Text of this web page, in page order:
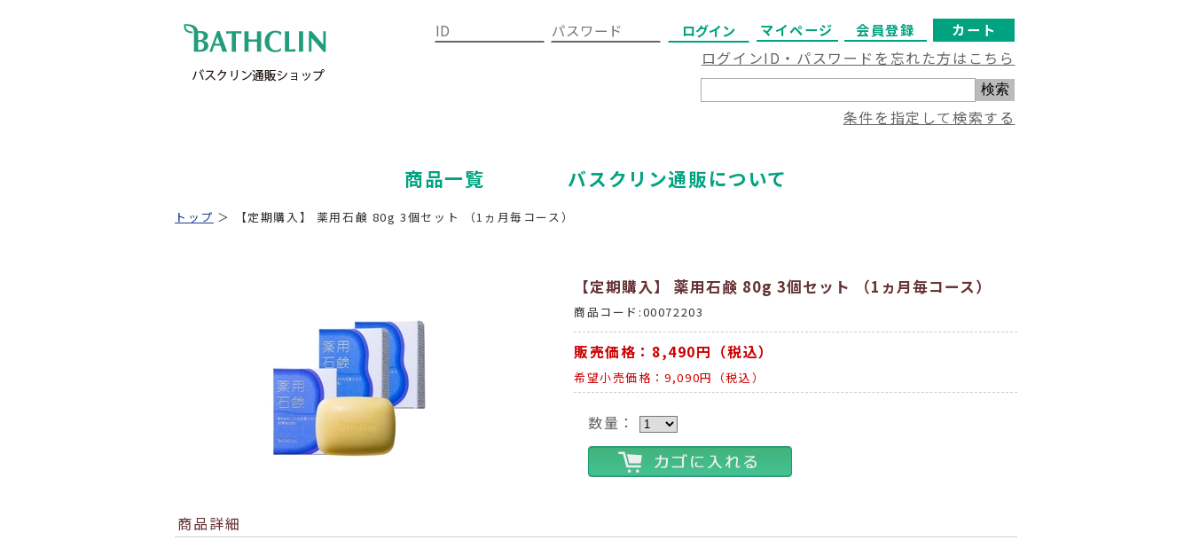
カート
会員登録
マイページ
ログインID・パスワードを忘れた方はこちら
条件を指定して検索する
商品一覧 バスクリン通販について
トップ ＞ 【定期購入】 薬用石鹸 80g 3個セット （1ヵ月毎コース）
【定期購入】 薬用石鹸 80g 3個セット （1ヵ月毎コース）
商品コード:00072203
販売価格：8,490円（税込）
希望小売価格：9,090円（税込）
数量：
商品詳細